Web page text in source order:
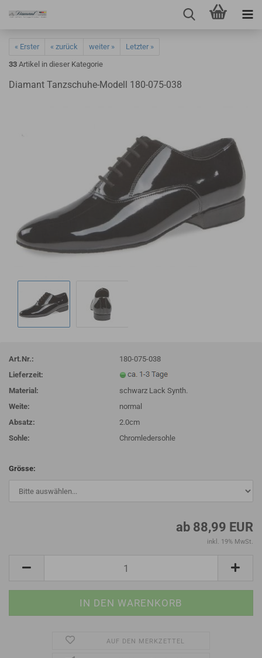
« Erster « zurück weiter »
Letzter »
33 Artikel in dieser Kategorie
Diamant Tanzschuhe-Modell 180-075-038
Art.Nr.:
180-075-038
Lieferzeit:
Material:
schwarz Lack Synth.
Weite:
normal
Absatz:
2.0cm
Sohle:
Chromledersohle
Grösse:
ab 88,99 EUR
inkl. 19% MwSt.
AUF DEN MERKZETTEL